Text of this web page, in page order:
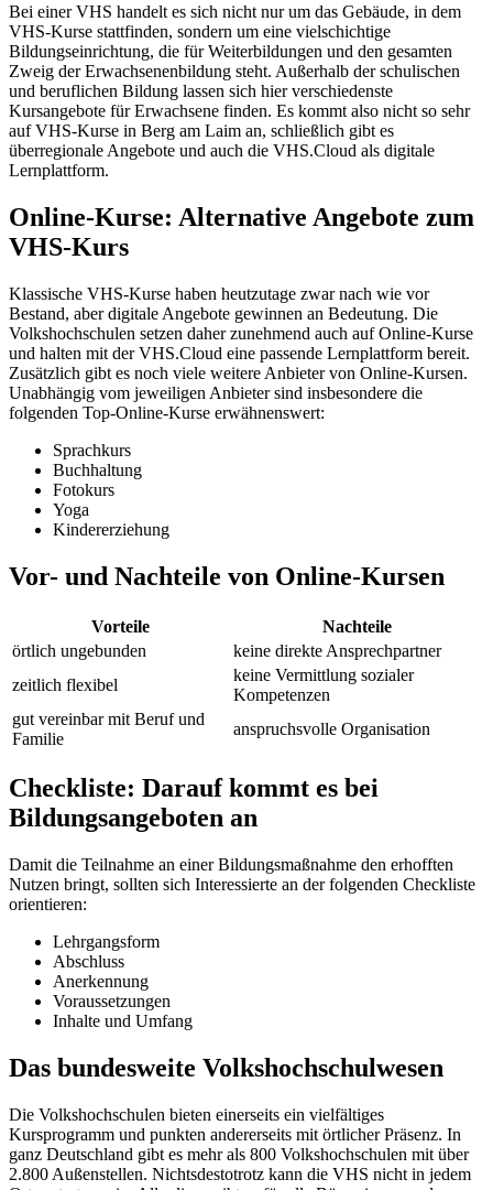
Bei einer VHS handelt es sich nicht nur um das Gebäude, in dem
VHS-Kurse stattfinden, sondern um eine vielschichtige
Bildungseinrichtung, die für Weiterbildungen und den gesamten
Zweig der Erwachsenenbildung steht. Außerhalb der schulischen
und beruflichen Bildung lassen sich hier verschiedenste
Kursangebote für Erwachsene finden. Es kommt also nicht so sehr
auf VHS-Kurse in Berg am Laim an, schließlich gibt es
überregionale Angebote und auch die VHS.Cloud als digitale
Lernplattform.
Online-Kurse: Alternative Angebote zum
VHS-Kurs
Klassische VHS-Kurse haben heutzutage zwar nach wie vor
Bestand, aber digitale Angebote gewinnen an Bedeutung. Die
Volkshochschulen setzen daher zunehmend auch auf Online-Kurse
und halten mit der VHS.Cloud eine passende Lernplattform bereit.
Zusätzlich gibt es noch viele weitere Anbieter von Online-Kursen.
Unabhängig vom jeweiligen Anbieter sind insbesondere die
folgenden Top-Online-Kurse erwähnenswert:
Sprachkurs
Buchhaltung
Fotokurs
Yoga
Kindererziehung
Vor- und Nachteile von Online-Kursen
Vorteile
Nachteile
örtlich ungebunden
keine direkte Ansprechpartner
zeitlich flexibel
keine Vermittlung sozialer
Kompetenzen
gut vereinbar mit Beruf und
Familie
anspruchsvolle Organisation
Checkliste: Darauf kommt es bei
Bildungsangeboten an
Damit die Teilnahme an einer Bildungsmaßnahme den erhofften
Nutzen bringt, sollten sich Interessierte an der folgenden Checkliste
orientieren:
Lehrgangsform
Abschluss
Anerkennung
Voraussetzungen
Inhalte und Umfang
Das bundesweite Volkshochschulwesen
Die Volkshochschulen bieten einerseits ein vielfältiges
Kursprogramm und punkten andererseits mit örtlicher Präsenz. In
ganz Deutschland gibt es mehr als 800 Volkshochschulen mit über
2.800 Außenstellen. Nichtsdestotrotz kann die VHS nicht in jedem